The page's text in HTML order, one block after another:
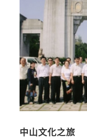
中山文化之旅